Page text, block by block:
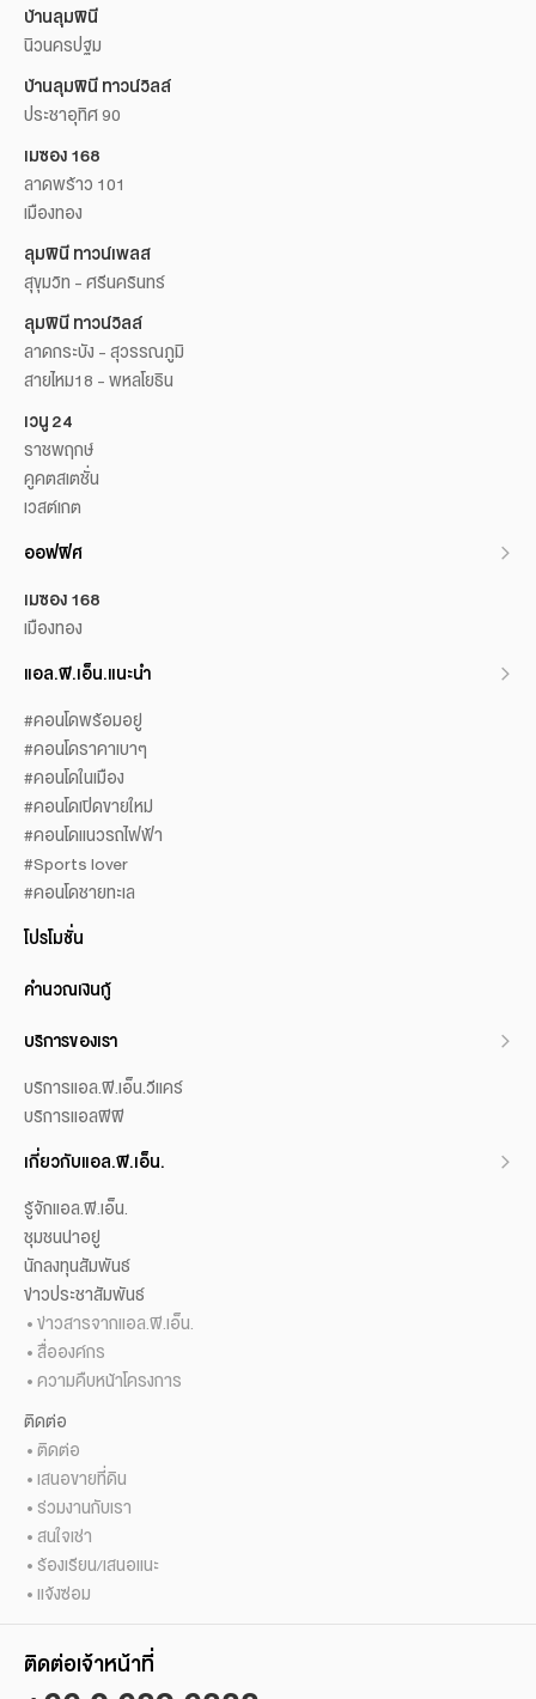
บ้านลุมพินี
นิวนครปฐม
บ้านลุมพินี ทาวน์วิลล์
ประชาอุทิศ 90
เมซอง 168
ลาดพร้าว 101
เมืองทอง
ลุมพินี ทาวน์เพลส
สุขุมวิท - ศรีนครินทร์
ลุมพินี ทาวน์วิลล์
ลาดกระบัง - สุวรรณภูมิ
สายไหม18 - พหลโยธิน
เวนู 24
ราชพฤกษ์
คูคตสเตชั่น
เวสต์เกต
ออฟฟิศ
เมซอง 168
เมืองทอง
แอล.พี.เอ็น.แนะนำ
#คอนโดพร้อมอยู่
#คอนโดราคาเบาๆ
#คอนโดในเมือง
#คอนโดเปิดขายใหม่
#คอนโดแนวรถไฟฟ้า
#Sports lover
#คอนโดชายทะเล
โปรโมชั่น
คำนวณเงินกู้
บริการของเรา
บริการแอล.พี.เอ็น.วีแคร์
บริการแอลพีพี
เกี่ยวกับแอล.พี.เอ็น.
รู้จักแอล.พี.เอ็น.
ชุมชนน่าอยู่
นักลงทุนสัมพันธ์
ข่าวประชาสัมพันธ์
ข่าวสารจากแอล.พี.เอ็น.
สื่อองค์กร
ความคืบหน้าโครงการ
ติดต่อ
ติดต่อ
เสนอขายที่ดิน
ร่วมงานกับเรา
สนใจเช่า
ร้องเรียน/เสนอแนะ
แจ้งซ่อม
ติดต่อเจ้าหน้าที่